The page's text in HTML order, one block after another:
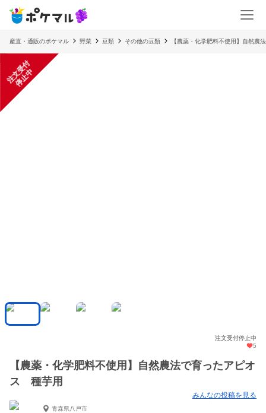
産直・通販のポケマル 野菜 豆類 その他の豆類 【農薬・化学肥料不使用】自然
注
文
受
付
停
止
中
注文受付停止中
5
【農薬・化学肥料不使用】自然農法で育ったアピオ
ス 種芋用
みんなの投稿を見る
青森県八戸市